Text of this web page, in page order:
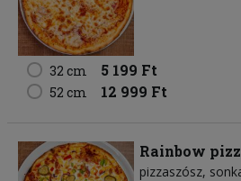
32 cm 5 199 Ft
52 cm 12 999 Ft
Rainbow
pizzaszósz